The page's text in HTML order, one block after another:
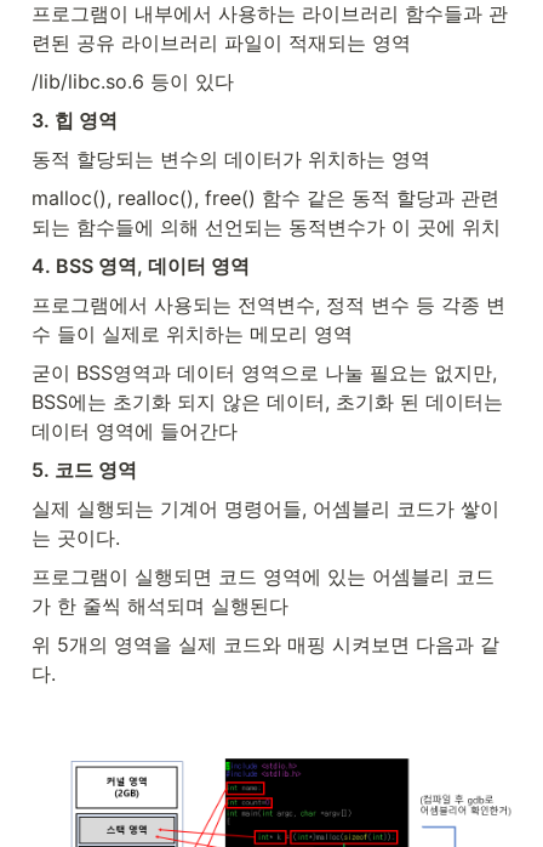
프로그램이 내부에서 사용하는 라이브러리 함수들과 관
련된 공유 라이브러리 파일이 적재되는 영역
/lib/libc.so.6 등이 있다
3. 힙 영역
동적 할당되는 변수의 데이터가 위치하는 영역
malloc(), realloc(), free() 함수 같은 동적 할당과 관련
되는 함수들에 의해 선언되는 동적변수가 이 곳에 위치
4. BSS 영역, 데이터 영역
프로그램에서 사용되는 전역변수, 정적 변수 등 각종 변
수 들이 실제로 위치하는 메모리 영역
굳이 BSS영역과 데이터 영역으로 나눌 필요는 없지만,
BSS에는 초기화 되지 않은 데이터, 초기화 된 데이터는
데이터 영역에 들어간다
5. 코드 영역
실제 실행되는 기계어 명령어들, 어셈블리 코드가 쌓이
는 곳이다.
프로그램이 실행되면 코드 영역에 있는 어셈블리 코드
가 한 줄씩 해석되며 실행된다
위 5개의 영역을 실제 코드와 매핑 시켜보면 다음과 같
다.